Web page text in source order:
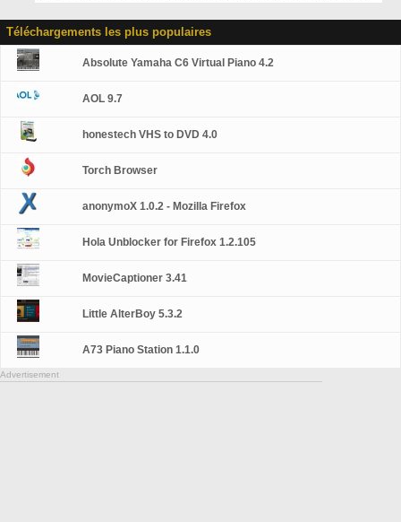
Téléchargements les plus populaires
Absolute Yamaha C6 Virtual Piano 4.2
AOL 9.7
honestech VHS to DVD 4.0
Torch Browser
anonymoX 1.0.2 - Mozilla Firefox
Hola Unblocker for Firefox 1.2.105
MovieCaptioner 3.41
Little AlterBoy 5.3.2
A73 Piano Station 1.1.0
Advertisement